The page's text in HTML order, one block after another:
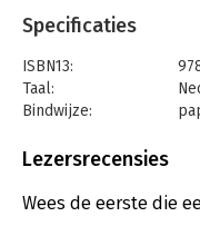
Het 31e LSA Symposion
lessen zijn er nog te
verleden, heden en
er nog te leren zijn en
onder
sprekers, die hun licht
trekken.
Specificaties
ISBN13:
Taal:
Bindwijze:
Uitgever:
Verschijningsdatum:
Lezersrecensies
Wees de eerste die